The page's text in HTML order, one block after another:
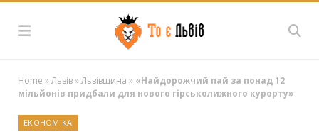
Home »Львів»Львівщина » «Найдорожчий пай за понад 12
мільйонів придбали для нового гірськолижного курорту»
ЕКОНОМІКА